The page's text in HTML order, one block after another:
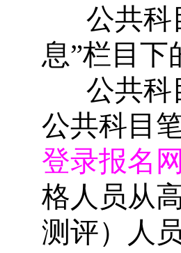
公共科
息”栏目下
公共科
公共科目
登录报名
格人员从
测评）人